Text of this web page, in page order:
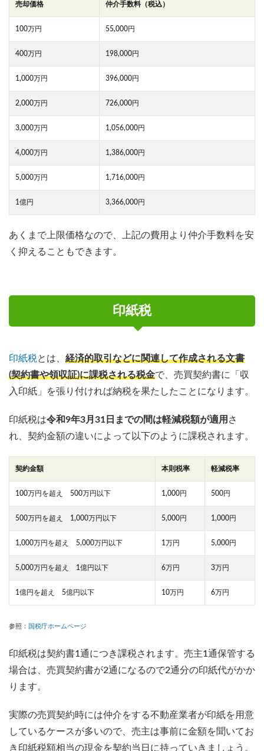
売却価格 仲介手数料（税込）
100万円 55,000円
400万円 198,000円
1,000万円 396,000円
2,000万円 726,000円
3,000万円 1,056,000円
4,000万円 1,386,000円
5,000万円 1,716,000円
1億円 3,366,000円
あくまで上限価格なので、上記の費用より仲介手数料を安
く抑えることもできます。
印紙税
印紙税とは、 経済的取引などに関連して作成される文書
(契約書や領収証)に課税される税金で、売買契約書に「収
入印紙」を張り付ければ納税を果たしたことになります。
印紙税は令和9年3月31日までの間は軽減税額が適用 さ
れ、契約金額の違いによって以下のように課税されます。
契約金額 本則税率 軽減税率
100万円を超え 500万円以下 1,000円 500円
500万円を超え 1,000万円以下 5,000円 1,000円
1,000万円を超え 5,000万円以下 1万円 5,000円
5,000万円を超え 1億円以下 6万円 3万円
1億円を超え 5億円以下 10万円 6万円
参照： 国税庁ホームページ
印紙税は契約書1通につき課税されます。売主1通保管する
場合は、売買契約書が2通になるので2通分の印紙代がかか
ります。
実際の売買契約時には仲介をする不動産業者が印紙を用意
しているケースが多いので、売主は事前に金額を聞いてお
き印紙税額相当の現金を契約当日に持っていきましょう。